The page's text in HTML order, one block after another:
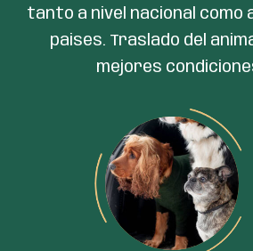
tanto a nivel nacional como
paises. Traslado del
mejores